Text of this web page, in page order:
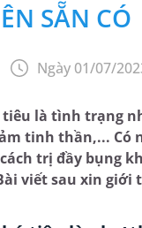
SẴN CÓ
Ngày 01/07/
là tình trạng
tinh thần,...
trị đầy bụng
viết sau xin giới